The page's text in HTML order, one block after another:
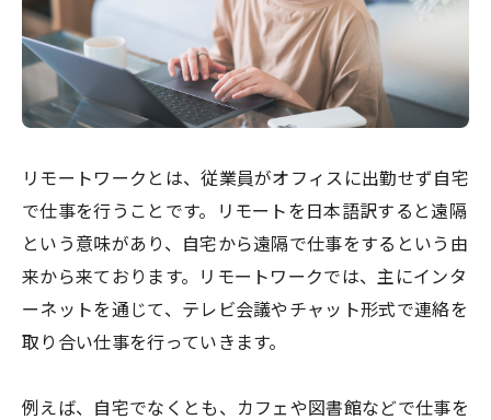
リモートワークとは、従業員がオフィスに出勤せず自宅
で仕事を行うことです。リモートを日本語訳すると遠隔
という意味があり、自宅から遠隔で仕事をするという由
来から来ております。リモートワークでは、主にインタ
ーネットを通じて、テレビ会議やチャット形式で連絡を
取り合い仕事を行っていきます。
例えば、自宅でなくとも、カフェや図書館などで仕事を